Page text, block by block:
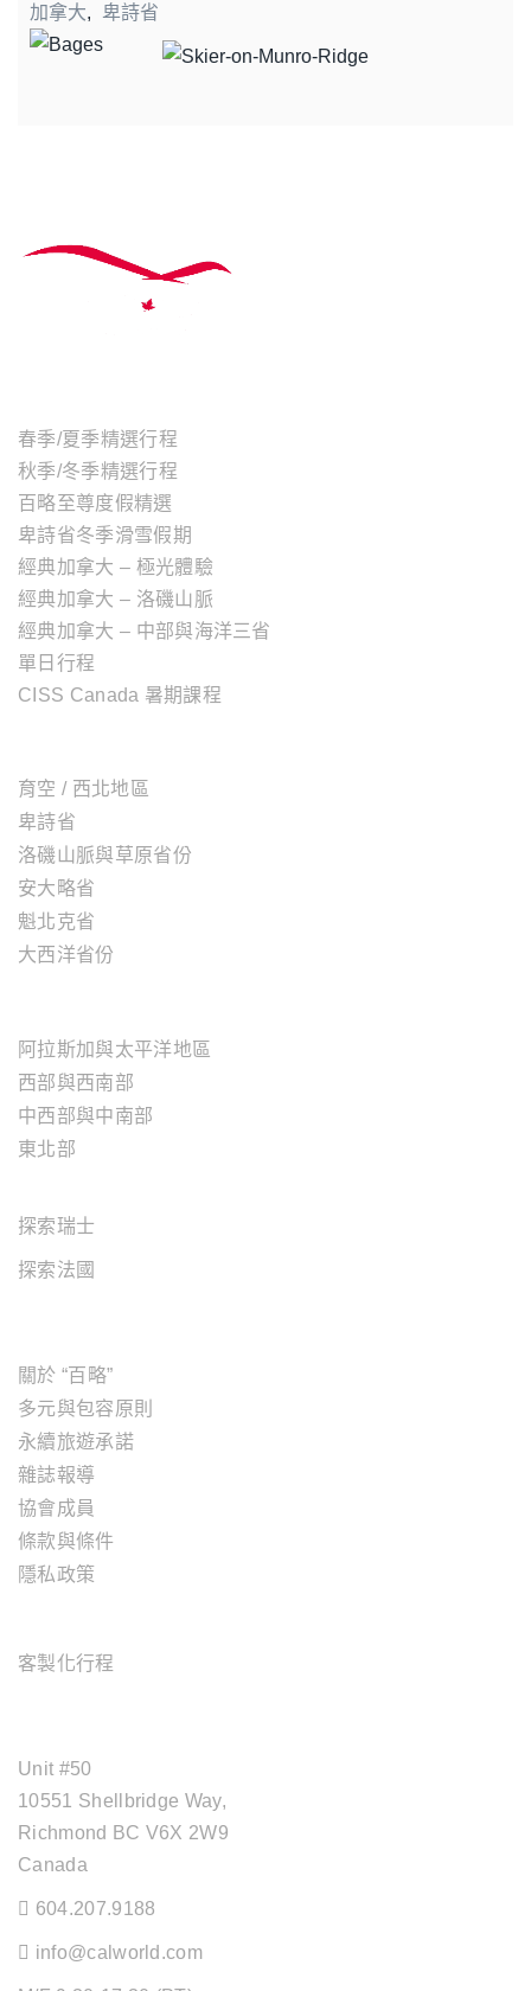
加拿大, 卑詩省
春季/夏季精選行程
秋季/冬季精選行程
百略至尊度假精選
卑詩省冬季滑雪假期
經典加拿大 – 極光體驗
經典加拿大 – 洛磯山脈
經典加拿大 – 中部與海洋三省
單日行程
CISS Canada 暑期課程
育空 / 西北地區
卑詩省
洛磯山脈與草原省份
安大略省
魁北克省
大西洋省份
阿拉斯加與太平洋地區
西部與西南部
中西部與中南部
東北部
探索瑞士
探索法國
關於 “百略”
多元與包容原則
永續旅遊承諾
雜誌報導
協會成員
條款與條件
隱私政策
客製化行程
Unit #50
10551 Shellbridge Way,
Richmond BC V6X 2W9
Canada
604.207.9188
info@calworld.com